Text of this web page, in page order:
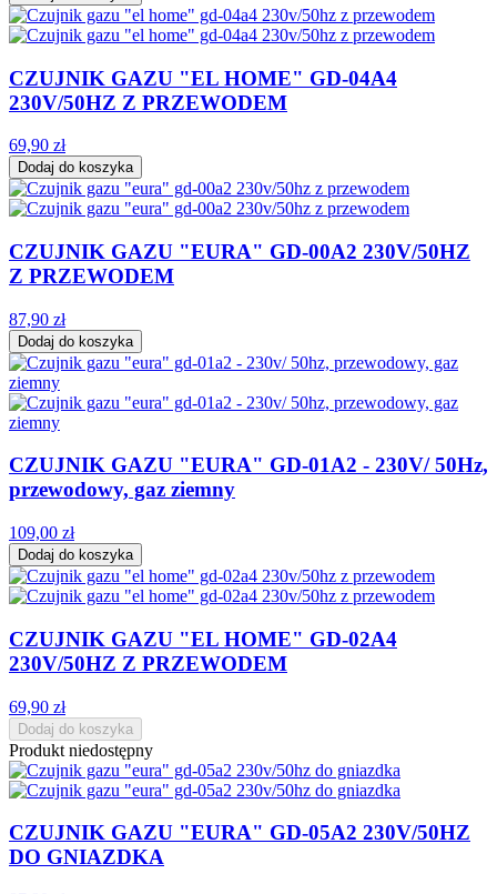
CZUJNIK GAZU "EL HOME" GD-04A4
230V/50HZ Z PRZEWODEM
69,90 zł
Dodaj do koszyka
CZUJNIK GAZU "EURA" GD-00A2 230V/50HZ
Z PRZEWODEM
87,90 zł
Dodaj do koszyka
CZUJNIK GAZU "EURA" GD-01A2 - 230V/ 50Hz,
przewodowy, gaz ziemny
109,00 zł
Dodaj do koszyka
CZUJNIK GAZU "EL HOME" GD-02A4
230V/50HZ Z PRZEWODEM
69,90 zł
Dodaj do koszyka
Produkt niedostępny
CZUJNIK GAZU "EURA" GD-05A2 230V/50HZ
DO GNIAZDKA